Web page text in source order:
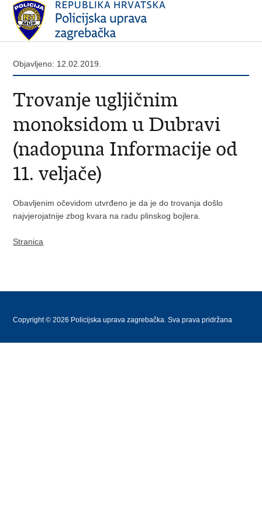
Objavljeno: 12.02.2019.
Trovanje ugljičnim
monoksidom u Dubravi
(nadopuna Informacije od
11. veljače)
Obavljenim očevidom utvrđeno je da je do trovanja došlo
najvjerojatnije zbog kvara na radu plinskog bojlera.
Stranica
Copyright © 2026 Policijska uprava zagrebačka. Sva prava pridržana